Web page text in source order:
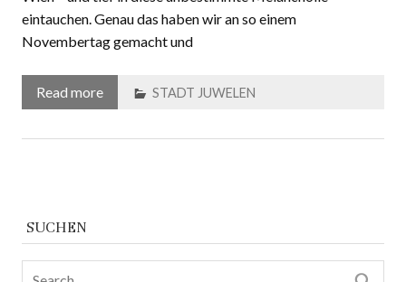
Wien – und tief in diese unbestimmte Melancholie
eintauchen. Genau das haben wir an so einem
Read more
SUCHEN